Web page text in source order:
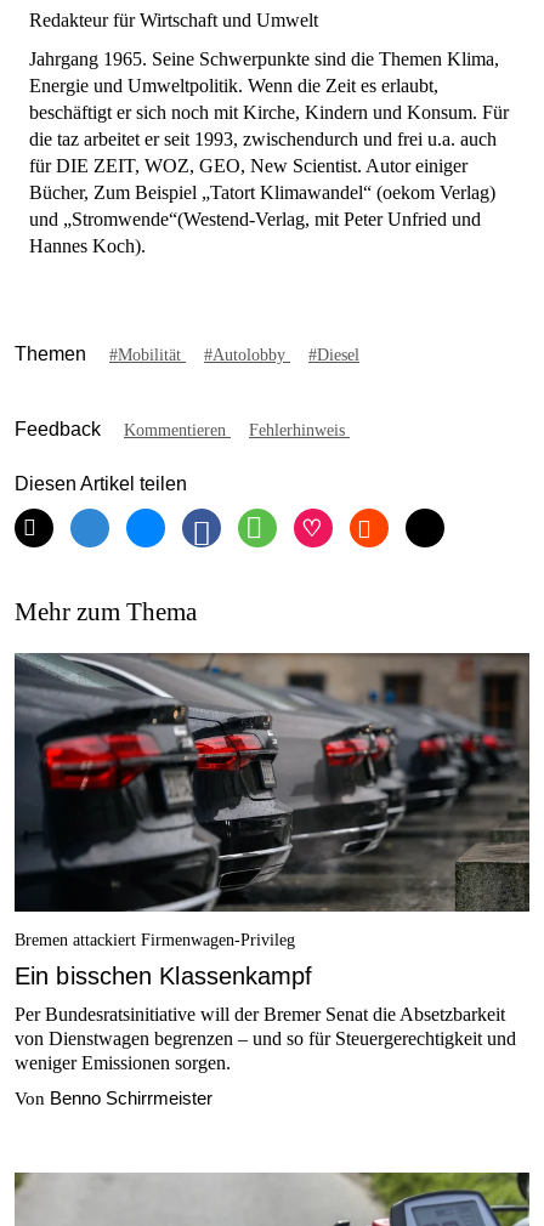
Redakteur für Wirtschaft und Umwelt
Jahrgang 1965. Seine Schwerpunkte sind die Themen Klima,
Energie und Umweltpolitik. Wenn die Zeit es erlaubt,
beschäftigt er sich noch mit Kirche, Kindern und Konsum. Für
die taz arbeitet er seit 1993, zwischendurch und frei u.a. auch
für DIE ZEIT, WOZ, GEO, New Scientist. Autor einiger
Bücher, Zum Beispiel „Tatort Klimawandel“ (oekom Verlag)
und „Stromwende“(Westend-Verlag, mit Peter Unfried und
Hannes Koch).
Themen #Mobilität #Autolobby #Diesel
Feedback Kommentieren Fehlerhinweis
Diesen Artikel teilen
Mehr zum Thema
Bremen attackiert Firmenwagen-Privileg
Ein bisschen Klassenkampf
Per Bundesratsinitiative will der Bremer Senat die Absetzbarkeit
von Dienstwagen begrenzen – und so für Steuergerechtigkeit und
weniger Emissionen sorgen.
Von Benno Schirrmeister